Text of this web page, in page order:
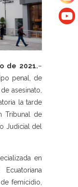
de 2021.–
penal, de
asesinato,
la tarde
Tribunal de
Judicial del
en
femicidio,